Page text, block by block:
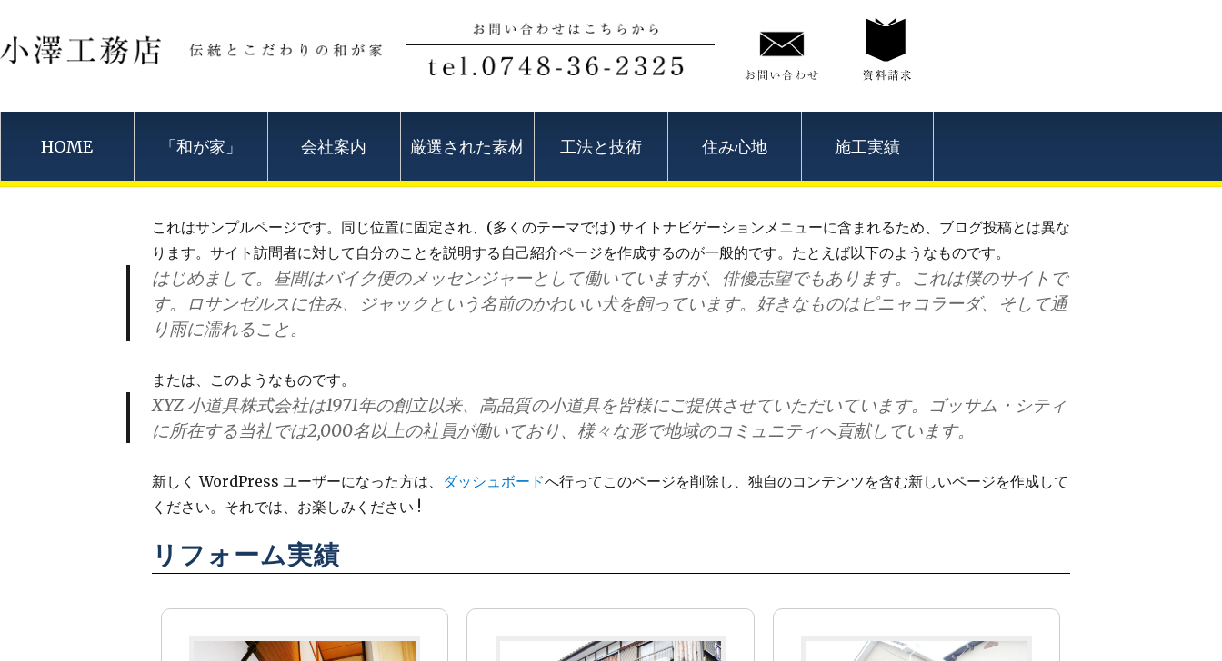
HOME 「和が家」 会社案内 厳選された素材 工法と技術 住み心地 施工実績
これはサンプルページです。同じ位置に固定され、(多くのテーマでは) サイトナビゲーションメニューに含まれるため、ブログ投稿とは異な
ります。サイト訪問者に対して自分のことを説明する自己紹介ページを作成するのが一般的です。たとえば以下のようなものです。
はじめまして。昼間はバイク便のメッセンジャーとして働いていますが、俳優志望でもあります。これは僕のサイトで
す。ロサンゼルスに住み、ジャックという名前のかわいい犬を飼っています。好きなものはピニャコラーダ、そして通
り雨に濡れること。
または、このようなものです。
XYZ 小道具株式会社は1971年の創立以来、高品質の小道具を皆様にご提供させていただいています。ゴッサム・シティ
に所在する当社では2,000名以上の社員が働いており、様々な形で地域のコミュニティへ貢献しています。
新しく WordPress ユーザーになった方は、 ダッシュボードへ行ってこのページを削除し、独自のコンテンツを含む新しいページを作成して
ください。それでは、お楽しみください !
リフォーム実績